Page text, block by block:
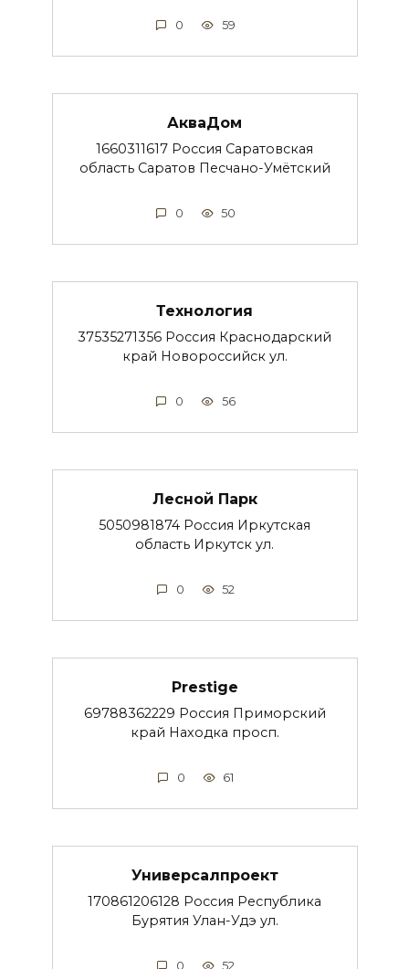
0 59
АкваДом
1660311617 Россия Саратовская
область Саратов Песчано-Умётский
0 50
Технология
37535271356 Россия Краснодарский
край Новороссийск ул.
0 56
Лесной Парк
5050981874 Россия Иркутская
область Иркутск ул.
0 52
Prestige
69788362229 Россия Приморский
край Находка просп.
0 61
Универсалпроект
170861206128 Россия Республика
Бурятия Улан-Удэ ул.
0 52